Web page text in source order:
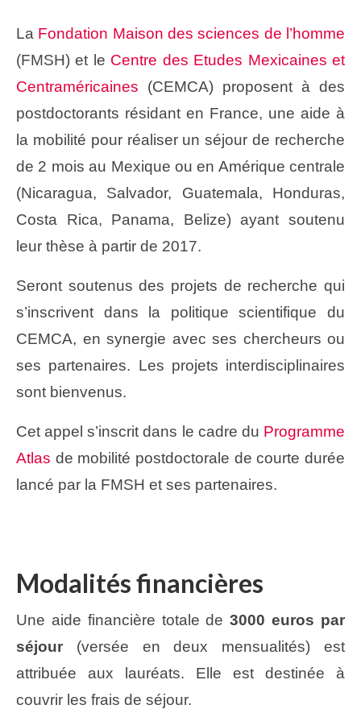
La Fondation Maison des sciences de l’homme
(FMSH) et le Centre des Etudes Mexicaines et
Centraméricaines (CEMCA) proposent à des
postdoctorants résidant en France, une aide à
la mobilité pour réaliser un séjour de recherche
de 2 mois au Mexique ou en Amérique centrale
(Nicaragua, Salvador, Guatemala, Honduras,
Costa Rica, Panama, Belize) ayant soutenu
leur thèse à partir de 2017.
Seront soutenus des projets de recherche qui
s’inscrivent dans la politique scientifique du
CEMCA, en synergie avec ses chercheurs ou
ses partenaires. Les projets interdisciplinaires
sont bienvenus.
Cet appel s’inscrit dans le cadre du Programme
Atlas de mobilité postdoctorale de courte durée
lancé par la FMSH et ses partenaires.
Modalités financières
Une aide financière totale de3000 euros par
séjour (versée en deux mensualités) est
attribuée aux lauréats. Elle est destinée à
couvrir les frais de séjour.